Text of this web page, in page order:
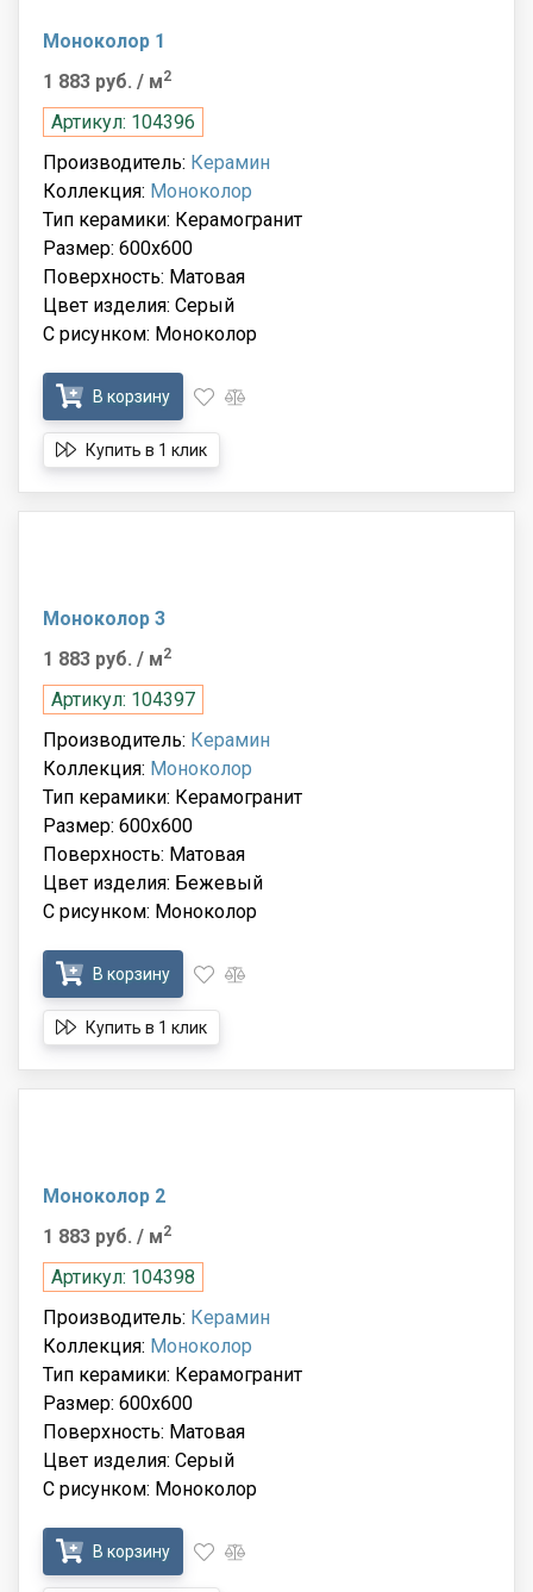
Моноколор 1
1 883 руб. / м2
Артикул: 104396
Производитель: Керамин
Коллекция: Моноколор
Тип керамики: Керамогранит
Размер: 600x600
Поверхность: Матовая
Цвет изделия: Серый
С рисунком: Моноколор
В корзину
Купить в 1 клик
Моноколор 3
1 883 руб. / м2
Артикул: 104397
Производитель: Керамин
Коллекция: Моноколор
Тип керамики: Керамогранит
Размер: 600x600
Поверхность: Матовая
Цвет изделия: Бежевый
С рисунком: Моноколор
В корзину
Купить в 1 клик
Моноколор 2
1 883 руб. / м2
Артикул: 104398
Производитель: Керамин
Коллекция: Моноколор
Тип керамики: Керамогранит
Размер: 600x600
Поверхность: Матовая
Цвет изделия: Серый
С рисунком: Моноколор
В корзину